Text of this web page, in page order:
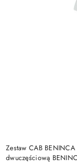
Zestaw CAB
dwuczęściową